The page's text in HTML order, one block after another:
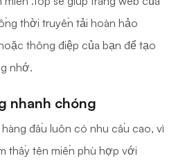
thời truyền tải hoàn hảo
thông điệp của bạn để tạo
nhớ.
nhanh chóng
đầu luôn có nhu cầu cao, vì
thấy tên miền phù hợp với